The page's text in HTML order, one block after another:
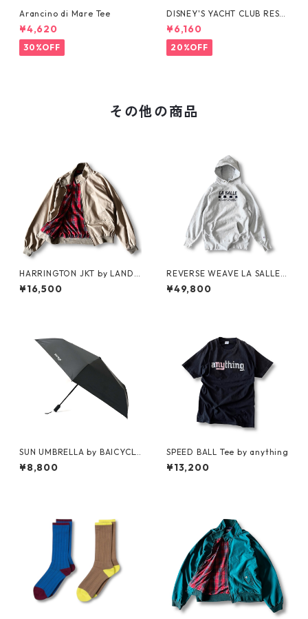
Arancino di Mare Tee
¥4,620
30%OFF
DISNEY'S YACHT CLUB RESO
RT Tee
¥6,160
20%OFF
その他の商品
HARRINGTON JKT by LAND
S'END
¥16,500
REVERSE WEAVE LA SALLE
MILITARY ACADEMY by CHA
MPION
¥49,800
SUN UMBRELLA by BAICYCL
ON
¥8,800
SPEED BALL Tee by anything
¥13,200